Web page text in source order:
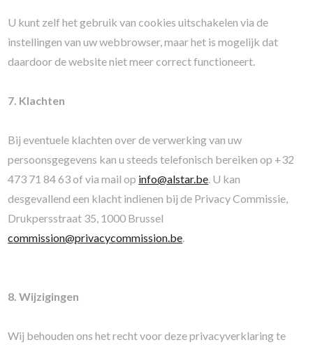
U kunt zelf het gebruik van cookies uitschakelen via de
instellingen van uw webbrowser, maar het is mogelijk dat
daardoor de website niet meer correct functioneert.
7. Klachten
Bij eventuele klachten over de verwerking van uw
persoonsgegevens kan u steeds telefonisch bereiken op +32
473 71 84 63 of via mail op info@alstar.be. U kan
desgevallend een klacht indienen bij de Privacy Commissie,
Drukpersstraat 35, 1000 Brussel
commission@privacycommission.be.
8. Wijzigingen
Wij behouden ons het recht voor deze privacyverklaring te